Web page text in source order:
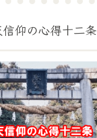
信仰の心得十二条